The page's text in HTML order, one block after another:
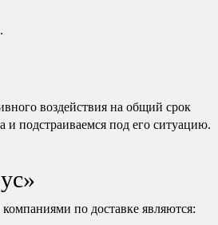
воздействия на общий срок
подстраиваемся под его ситуацию.
по доставке являются: